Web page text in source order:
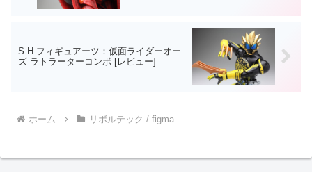
S.H.フィギュアーツ：仮面ライダーオー
ズ ラトラーターコンボ [レビュー]
ホーム リボルテック / figma